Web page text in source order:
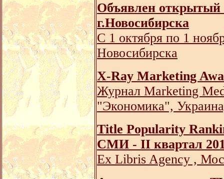
Объявлен открытый
г.Новосибирска
С 1 октября по 1
Новосибирска
Х-Ray Marketing
Журнал Marketing
"Экономика",
Title Popularity
СМИ - II квартал
Ex Libris Agency ,